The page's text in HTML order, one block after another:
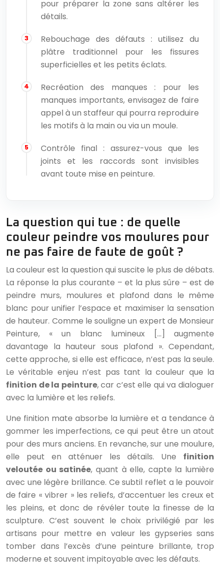
pour préparer la zone sans altérer les
détails.
Rebouchage des défauts : utilisez du
plâtre traditionnel pour les fissures
superficielles et les petits éclats.
Recréation des manques : pour les
manques importants, envisagez de faire
appel à un staffeur qui pourra reproduire
les motifs à la main ou via un moule.
Contrôle final : assurez-vous que les
joints et les raccords sont invisibles
avant toute mise en peinture.
La question qui tue : de quelle
couleur peindre vos moulures pour
ne pas faire de faute de goût ?
La couleur est la question qui suscite le plus de débats.
La réponse la plus courante – et la plus sûre – est de
peindre murs, moulures et plafond dans le même
blanc pour unifier l’espace et maximiser la sensation
de hauteur. Comme le souligne un expert de Monsieur
Peinture, « un blanc lumineux […] augmente
davantage la hauteur sous plafond ». Cependant,
cette approche, si elle est efficace, n’est pas la seule.
Le véritable enjeu n’est pas tant la couleur que la
finition de la peinture, car c’est elle qui va dialoguer
avec la lumière et les reliefs.
Une finition mate absorbe la lumière et a tendance à
gommer les imperfections, ce qui peut être un atout
pour des murs anciens. En revanche, sur une moulure,
elle peut en atténuer les détails. Une finition
veloutée ou satinée, quant à elle, capte la lumière
avec une légère brillance. Ce subtil reflet a le pouvoir
de faire « vibrer » les reliefs, d’accentuer les creux et
les pleins, et donc de révéler toute la finesse de la
sculpture. C’est souvent le choix privilégié par les
artisans pour mettre en valeur les gypseries sans
tomber dans l’excès d’une peinture brillante, trop
moderne et souvent impitoyable avec les défauts.